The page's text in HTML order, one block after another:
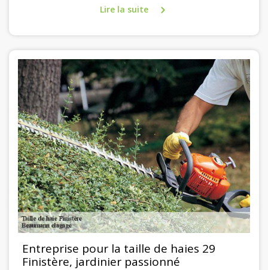
Lire la suite
Entreprise pour la taille de haies 29
Finistère, jardinier passionné